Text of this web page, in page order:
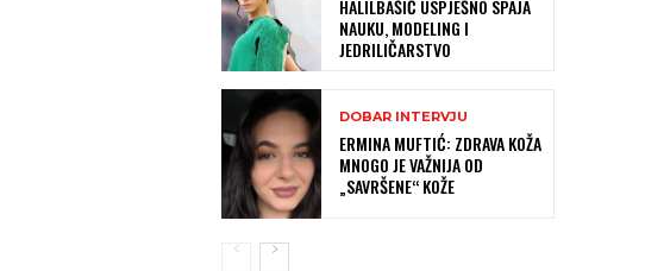
HALILBAŠIĆ USPJEŠNO SPAJA
NAUKU, MODELING I
JEDRILIČARSTVO
DOBAR INTERVJU
ERMINA MUFTIĆ: ZDRAVA KOŽA
MNOGO JE VAŽNIJA OD
„SAVRŠENE“ KOŽE